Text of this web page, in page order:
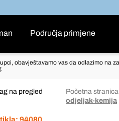
Područja primjene
obavještavamo vas da odlazimo na
na pregled Početna stranica
odjeljak-kemija